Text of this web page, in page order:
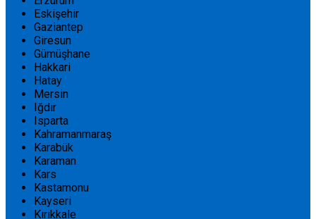
Eskişehir
Gaziantep
Giresun
Gümüşhane
Hakkari
Hatay
Mersin
Iğdır
Isparta
Kahramanmaraş
Karabük
Karaman
Kars
Kastamonu
Kayseri
Kırıkkale